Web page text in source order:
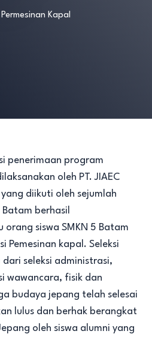
Permesinan Kapal
penerimaan program
oleh PT. JIAEC
diikuti oleh sejumlah
berhasil
siswa SMKN 5 Batam
Pemesinan kapal. Seleksi
seleksi administrasi,
wawancara, fisik dan
budaya jepang telah selesai
lulus dan berhak berangkat
oleh siswa alumni yang